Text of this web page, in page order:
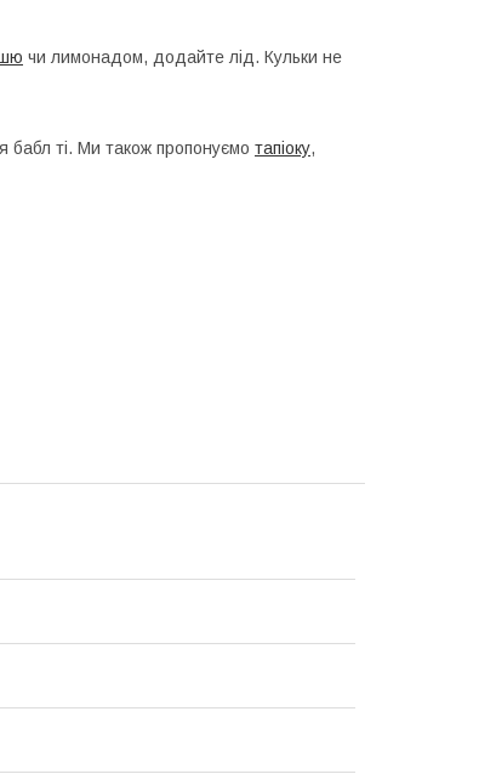
чи лимонадом, додайте лід. Кульки не
бабл ті. Ми також пропонуємо тапіоку,